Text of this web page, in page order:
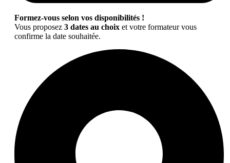
Formez-vous selon vos disponibilités !
Vous proposez 3 dates au choix et votre formateur vous
confirme la date souhaitée.